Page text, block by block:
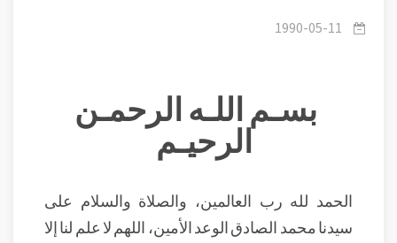
1990-05-11
بسـم اللـه الرحمـن
الرحيـم
الحمد لله رب العالمين، والصلاة والسلام على
سيدنا محمد الصادق الوعد الأمين، اللهم لا علم لنا إلا